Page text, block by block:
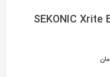
SEKONIC